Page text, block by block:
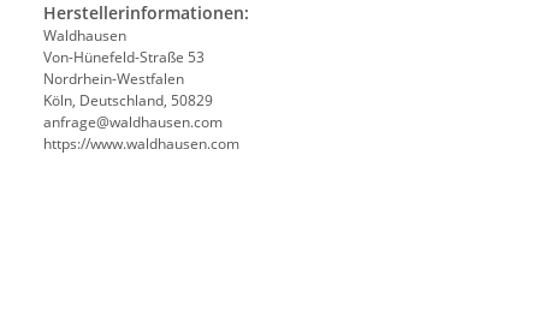
Herstellerinformationen:
Waldhausen
Von-Hünefeld-Straße 53
Nordrhein-Westfalen
Köln, Deutschland, 50829
anfrage@waldhausen.com
https://www.waldhausen.com